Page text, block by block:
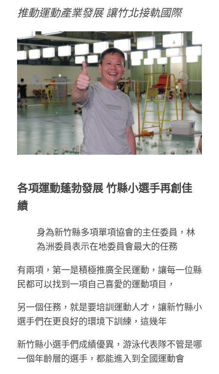
推動運動產業發展 讓竹北接軌國際
各項運動蓬勃發展 竹縣小選手再創佳
績
身為新竹縣多項單項協會的主任委員，林
為洲委員表示在地委員會最大的任務
有兩項，第一是積極推廣全民運動，讓每一位縣
民都可以找到一項自己喜愛的運動項目，
另一個任務，就是要培訓運動人才，讓新竹縣小
選手們在更良好的環境下訓練，這幾年
新竹縣小選手們成績優異，游泳代表隊不管是哪
一個年齡層的選手，都能進入到全國運動會